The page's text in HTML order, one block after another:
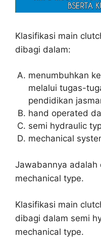
Klasifikasi main
dibagi dalam:
menumbuhkan
melalui tugas-
pendidikan
hand operated
semi hydraulic
mechanical
Jawabannya adalah
mechanical type.
Klasifikasi main
dibagi dalam semi
mechanical type.